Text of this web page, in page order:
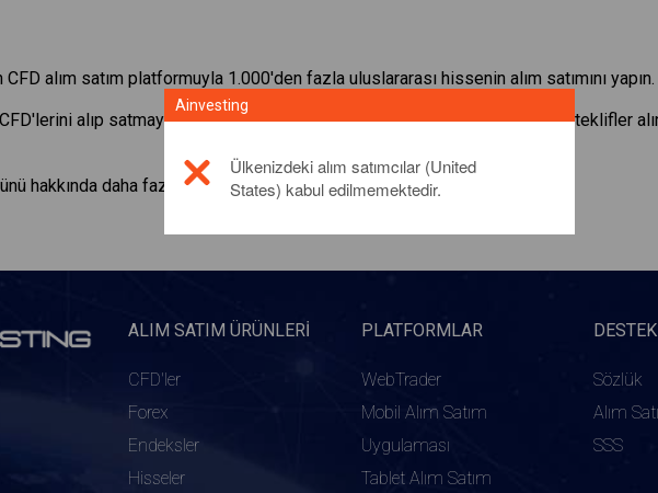
alım satım platformuyla 1.000'den fazla uluslararası hissenin alım satımını yapın.
alıp satmaya başlayın:London Stock Exchange. Gerçek zamanlı teklifler
hakkında daha fazla bilgi için lütfenclick here
ALIM SATIM ÜRÜNLERI
CFD'ler
Forex
Endeksler
Hisseler
PLATFORMLAR
WebTrader
Mobil Alım Satım
Uygulaması
Tablet Alım Satım
DESTEK
Sözlük
Alım
SSS
Ainvesting
Ülkenizdeki alım satımcılar (United
States) kabul edilmemektedir.